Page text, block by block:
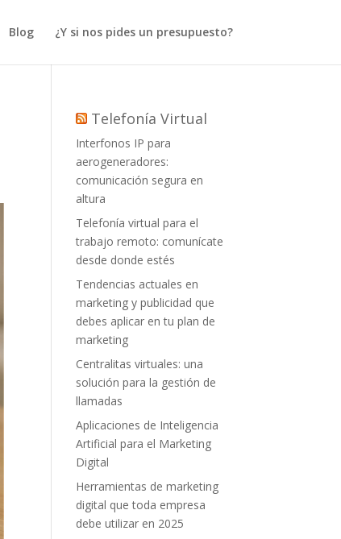
Blog ¿Y si nos pides un presupuesto?
Telefonía Virtual
Interfonos IP para
aerogeneradores:
comunicación segura en
altura
Telefonía virtual para el
trabajo remoto: comunícate
desde donde estés
Tendencias actuales en
marketing y publicidad que
debes aplicar en tu plan de
marketing
Centralitas virtuales: una
solución para la gestión de
llamadas
Aplicaciones de Inteligencia
Artificial para el Marketing
Digital
Herramientas de marketing
digital que toda empresa
debe utilizar en 2025